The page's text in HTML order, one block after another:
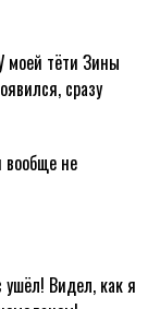
тёти Зины
сразу
не
Видел, как я